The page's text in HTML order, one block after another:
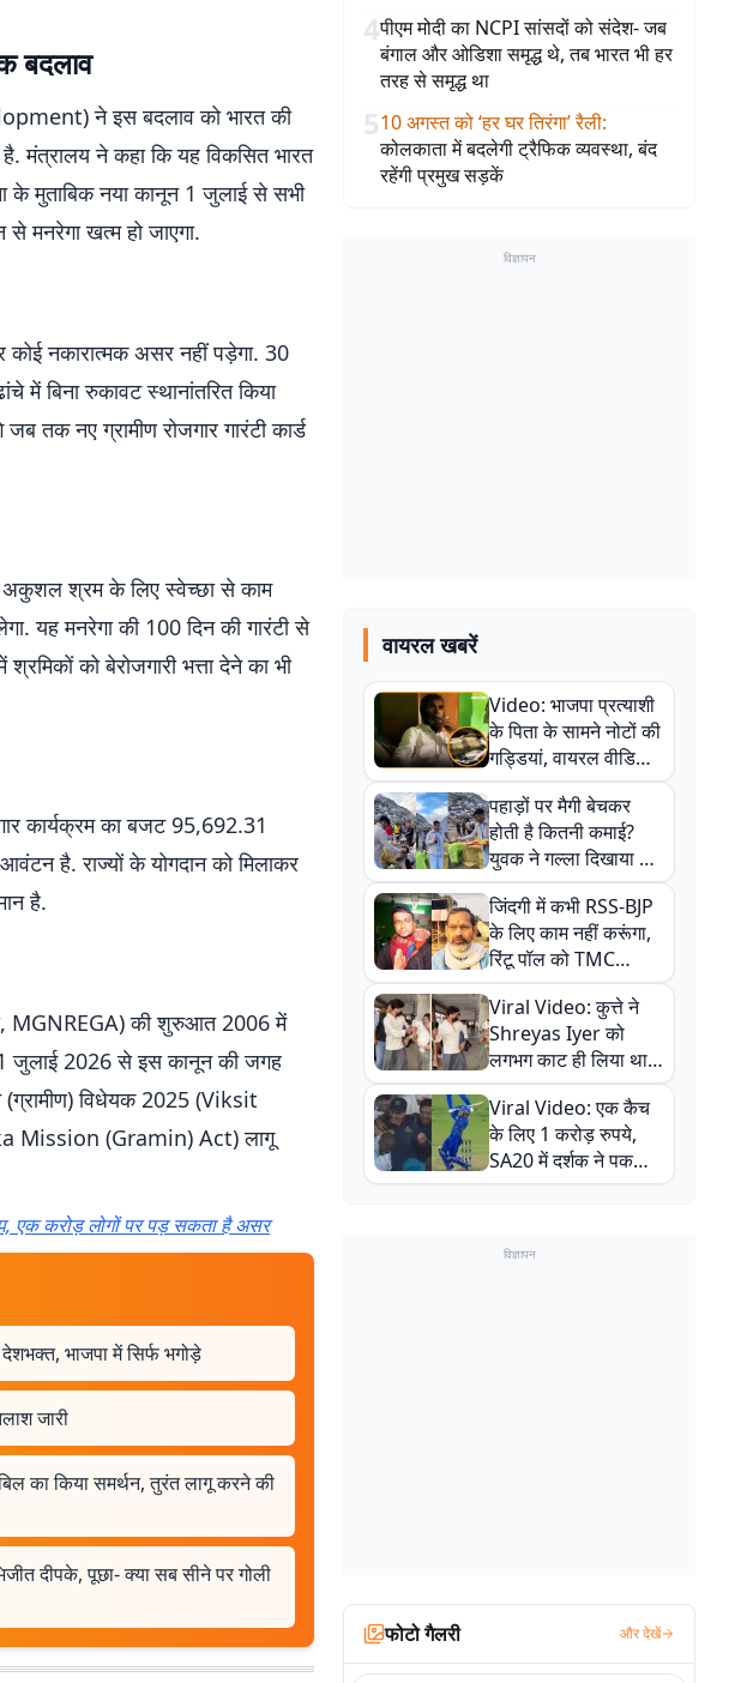
बदलाव
ने इस बदलाव को भारत की
है. मंत्रालय ने कहा कि यह विकसित भारत
मुताबिक नया कानून 1 जुलाई से सभी
मनरेगा खत्म हो जाएगा.
नकारात्मक असर नहीं पड़ेगा. 30
में बिना रुकावट स्थानांतरित किया
तक नए ग्रामीण रोजगार गारंटी कार्ड
अकुशल श्रम के लिए स्वेच्छा से काम
यह मनरेगा की 100 दिन की गारंटी से
को बेरोजगारी भत्ता देने का भी
कार्यक्रम का बजट 95,692.31
है. राज्यों के योगदान को मिलाकर
है.
MGNREGA) की शुरुआत 2006 में
जुलाई 2026 से इस कानून की जगह
(ग्रामीण) विधेयक 2025 (Viksit
Mission (Gramin) Act) लागू
एक करोड़ लोगों पर पड़ सकता है असर
भाजपा में सिर्फ भगोड़े
जारी
का किया समर्थन, तुरंत लागू करने की
दीपके, पूछा- क्या सब सीने पर गोली
4पीएम मोदी का NCPI सांसदों को संदेश- जब
बंगाल और ओडिशा समृद्ध थे, तब भारत भी हर
तरह से समृद्ध था
510 अगस्त को ‘हर घर तिरंगा’ रैली:
कोलकाता में बदलेगी ट्रैफिक व्यवस्था, बंद
रहेंगी प्रमुख सड़कें
विज्ञापन
वायरल खबरें
Video: भाजपा प्रत्याशी
के पिता के सामने नोटों की
गड्डियां, वायरल वीडियो
से राजनीति में उबाल,
अजित महतो बोले- TMC
की गंदी चाल
पहाड़ों पर मैगी बेचकर
होती है कितनी कमाई?
युवक ने गल्ला दिखाया तो
नौकरी वालों के खड़े हो गए
कान
जिंदगी में कभी RSS-BJP
के लिए काम नहीं करूंगा,
रिंटू पॉल को TMC
ऑफिस में ले जाकर पीटा,
Video वायरल
Viral Video: कुत्ते ने
Shreyas Iyer को
लगभग काट ही लिया था,
न्यूजीलैंड सीरीज से पहले
बाल-बाल बचे
Viral Video: एक कैच
के लिए 1 करोड़ रुपये,
SA20 में दर्शक ने पकड़ा
एक हाथ से गजब का कैच
विज्ञापन
फोटो गैलरी और देखें